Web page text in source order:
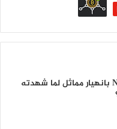
هل سيمر سوق NFT بانهيار مماثل لما شهدته